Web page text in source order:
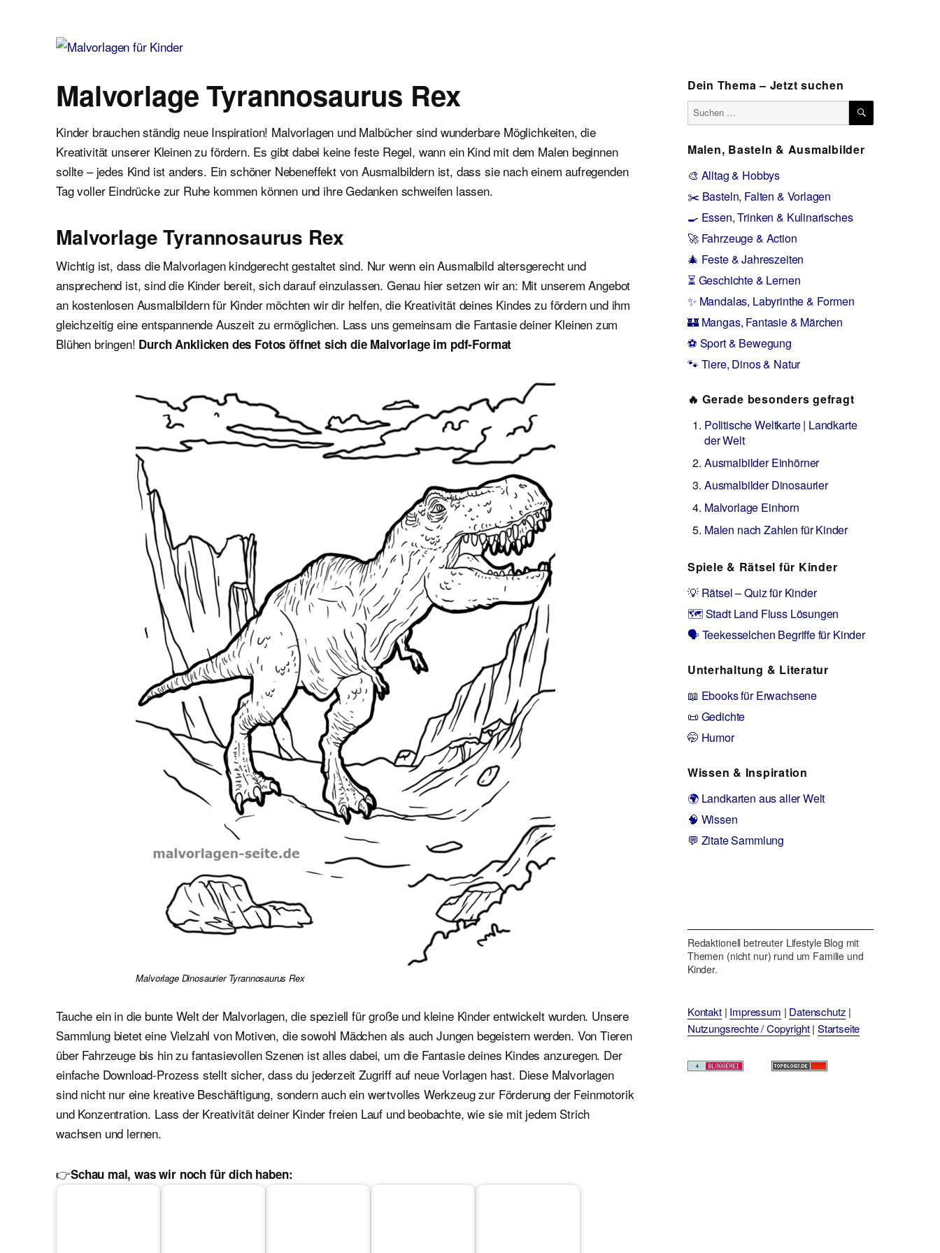
Malvorlage Tyrannosaurus Rex
Kinder brauchen ständig neue Inspiration! Malvorlagen und Malbücher sind wunderbare Möglichkeiten, die
Kreativität unserer Kleinen zu fördern. Es gibt dabei keine feste Regel, wann ein Kind mit dem Malen beginnen
sollte – jedes Kind ist anders. Ein schöner Nebeneffekt von Ausmalbildern ist, dass sie nach einem aufregenden
Tag voller Eindrücke zur Ruhe kommen können und ihre Gedanken schweifen lassen.
Malvorlage Tyrannosaurus Rex
Wichtig ist, dass die Malvorlagen kindgerecht gestaltet sind. Nur wenn ein Ausmalbild altersgerecht und
ansprechend ist, sind die Kinder bereit, sich darauf einzulassen. Genau hier setzen wir an: Mit unserem Angebot
an kostenlosen Ausmalbildern für Kinder möchten wir dir helfen, die Kreativität deines Kindes zu fördern und ihm
gleichzeitig eine entspannende Auszeit zu ermöglichen. Lass uns gemeinsam die Fantasie deiner Kleinen zum
Blühen bringen! Durch Anklicken des Fotos öffnet sich die Malvorlage im pdf-Format
Malvorlage Dinosaurier Tyrannosaurus Rex
Tauche ein in die bunte Welt der Malvorlagen, die speziell für große und kleine Kinder entwickelt wurden. Unsere
Sammlung bietet eine Vielzahl von Motiven, die sowohl Mädchen als auch Jungen begeistern werden. Von Tieren
über Fahrzeuge bis hin zu fantasievollen Szenen ist alles dabei, um die Fantasie deines Kindes anzuregen. Der
einfache Download-Prozess stellt sicher, dass du jederzeit Zugriff auf neue Vorlagen hast. Diese Malvorlagen
sind nicht nur eine kreative Beschäftigung, sondern auch ein wertvolles Werkzeug zur Förderung der Feinmotorik
und Konzentration. Lass der Kreativität deiner Kinder freien Lauf und beobachte, wie sie mit jedem Strich
wachsen und lernen.
👉Schau mal, was wir noch für dich haben:
Dein Thema – Jetzt suchen
Suchen
nach:
SUCHEN
Malen, Basteln & Ausmalbilder
🎨 Alltag & Hobbys
✂️ Basteln, Falten & Vorlagen
🍳 Essen, Trinken & Kulinarisches
🚀 Fahrzeuge & Action
🎄 Feste & Jahreszeiten
⏳ Geschichte & Lernen
✨ Mandalas, Labyrinthe & Formen
🏰 Mangas, Fantasie & Märchen
⚽ Sport & Bewegung
🐾 Tiere, Dinos & Natur
🔥 Gerade besonders gefragt
Politische Weltkarte | Landkarte
der Welt
Ausmalbilder Einhörner
Ausmalbilder Dinosaurier
Malvorlage Einhorn
Malen nach Zahlen für Kinder
Spiele & Rätsel für Kinder
💡 Rätsel – Quiz für Kinder
🗺️ Stadt Land Fluss Lösungen
🗣️ Teekesselchen Begriffe für Kinder
Unterhaltung & Literatur
📖 Ebooks für Erwachsene
📜 Gedichte
🤭 Humor
Wissen & Inspiration
🌍 Landkarten aus aller Welt
🧠 Wissen
💬 Zitate Sammlung
Redaktionell betreuter Lifestyle Blog mit
Themen (nicht nur) rund um Familie und
Kinder.
Kontakt| Impressum | Datenschutz |
Nutzungsrechte / Copyright| Startseite